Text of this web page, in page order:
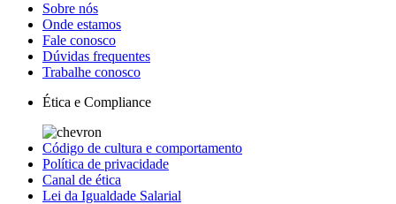
Sobre nós
Onde estamos
Fale conosco
Dúvidas frequentes
Trabalhe conosco
Ética e Compliance
Código de cultura e comportamento
Política de privacidade
Canal de ética
Lei da Igualdade Salarial